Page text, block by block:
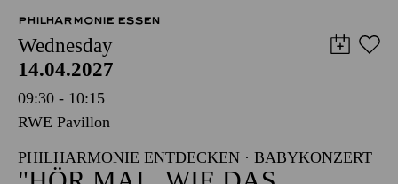
PHILHARMONIE ESSEN
Wednesday
14.04.2027
09:30 - 10:15
RWE Pavillon
PHILHARMONIE ENTDECKEN · BABYKONZERT